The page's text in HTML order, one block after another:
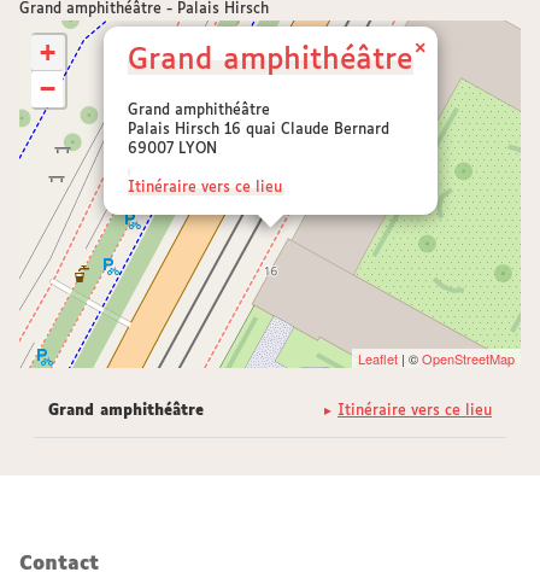
Grand amphithéâtre - Palais Hirsch
Grand amphithéâtre
Grand amphithéâtre
Palais Hirsch 16 quai Claude Bernard
69007 LYON
Itinéraire vers ce lieu
×
+
−
Leaflet | ©OpenStreetMap
Itinéraire vers ce lieu
Grand amphithéâtre
Contact